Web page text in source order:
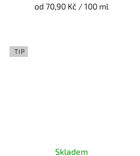
od 70,90 Kč / 100 ml
TIP
Skladem